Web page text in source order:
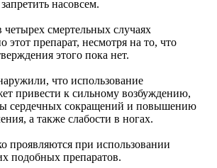
насовсем.
смертельных случаях
этот препарат, несмотря на то, что
этого пока нет.
что использование
привести к сильному возбуждению,
сердечных сокращений и повышению
а также слабости в ногах.
проявляются при использовании
подобных препаратов.